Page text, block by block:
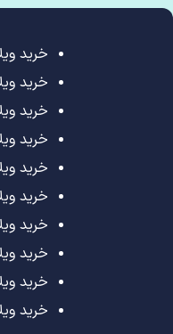
خرید
خرید
خرید
خرید
خرید
خرید
خرید
خرید
خرید
خرید